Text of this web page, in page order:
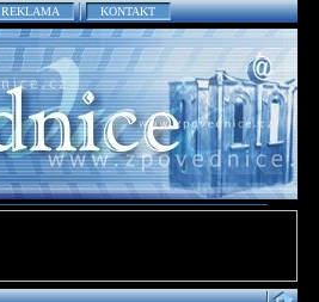
REKLAMA KONTAKT